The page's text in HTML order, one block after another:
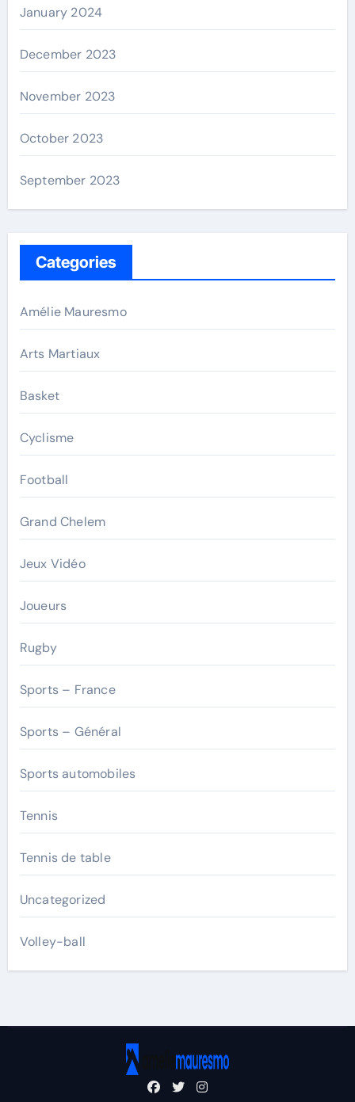
January 2024
December 2023
November 2023
October 2023
September 2023
Categories
Amélie Mauresmo
Arts Martiaux
Basket
Cyclisme
Football
Grand Chelem
Jeux Vidéo
Joueurs
Rugby
Sports – France
Sports – Général
Sports automobiles
Tennis
Tennis de table
Uncategorized
Volley-ball